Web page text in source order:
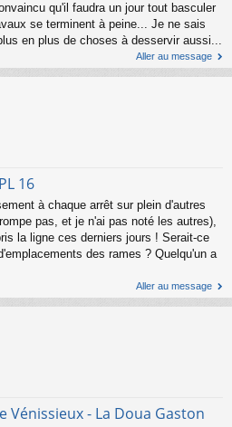
qu'il faudra un jour tout basculer
se terminent à peine... Je ne sais
en plus de choses à desservir aussi...
Aller au message
16
à chaque arrêt sur plein d'autres
pas, et je n'ai pas noté les autres),
la ligne ces derniers jours ! Serait-ce
des rames ? Quelqu'un a
Aller au message
Vénissieux - La Doua Gaston